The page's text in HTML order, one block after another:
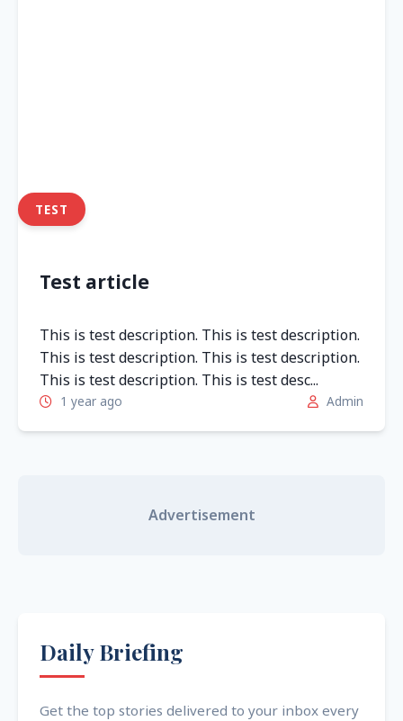
TEST
Test article
This is test description. This is test description.
This is test description. This is test description.
This is test description. This is test desc...
1 year ago Admin
Advertisement
Daily Briefing
Get the top stories delivered to your inbox every